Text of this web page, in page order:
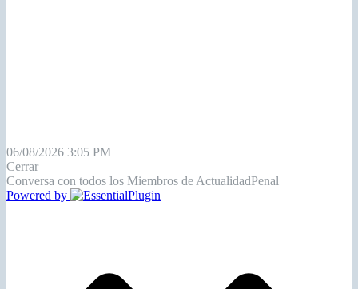
06/08/2026 3:05 PM
Cerrar
Conversa con todos los Miembros de ActualidadPenal
Powered by